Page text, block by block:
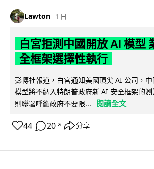
Lawton 1 日
白宮拒測中國開放 AI 模型
全框架選擇性執行
彭博社報道，白宮通知美國頂尖 AI 公司，
模型將不納入特朗普政府新 AI 安全框架的
則聯署呼籲政府不要限...
閱讀全文
44 20 ↗ 分享